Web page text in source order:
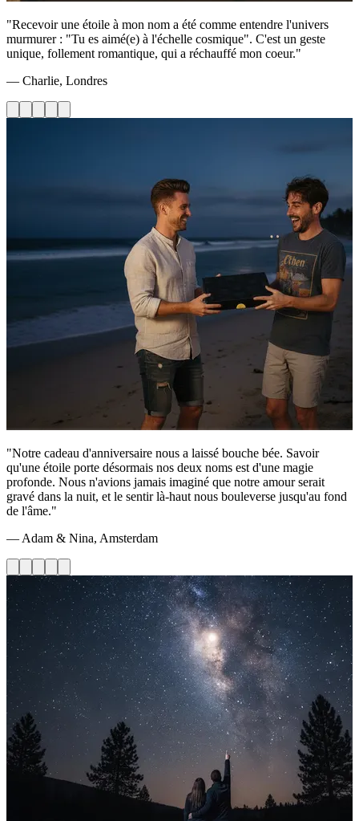
"Recevoir une étoile à mon nom a été comme entendre l'univers
murmurer : "Tu es aimé(e) à l'échelle cosmique". C'est un geste
unique, follement romantique, qui a réchauffé mon coeur."
— Charlie, Londres
"Notre cadeau d'anniversaire nous a laissé bouche bée. Savoir
qu'une étoile porte désormais nos deux noms est d'une magie
profonde. Nous n'avions jamais imaginé que notre amour serait
gravé dans la nuit, et le sentir là-haut nous bouleverse jusqu'au fond
de l'âme."
— Adam & Nina, Amsterdam